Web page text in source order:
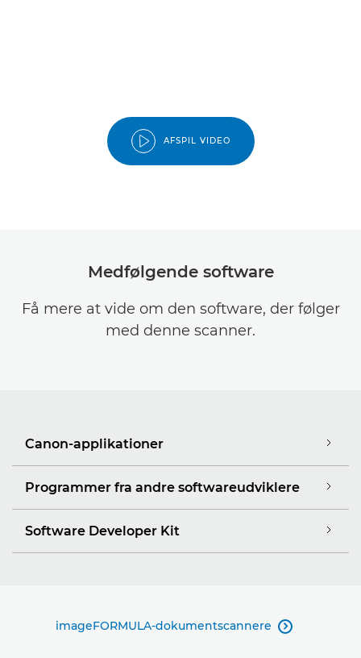
AFSPIL VIDEO
Medfølgende software
Få mere at vide om den software, der følger
med denne scanner.
Canon-applikationer
Programmer fra andre softwareudviklere
Software Developer Kit
imageFORMULA-dokumentscannere 